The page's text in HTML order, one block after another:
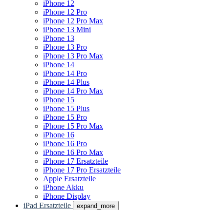
iPhone 12
iPhone 12 Pro
iPhone 12 Pro Max
iPhone 13 Mini
iPhone 13
iPhone 13 Pro
iPhone 13 Pro Max
iPhone 14
iPhone 14 Pro
iPhone 14 Plus
iPhone 14 Pro Max
iPhone 15
iPhone 15 Plus
iPhone 15 Pro
iPhone 15 Pro Max
iPhone 16
iPhone 16 Pro
iPhone 16 Pro Max
iPhone 17 Ersatzteile
iPhone 17 Pro Ersatzteile
Apple Ersatzteile
iPhone Akku
iPhone Display
iPad Ersatzteile
expand_more